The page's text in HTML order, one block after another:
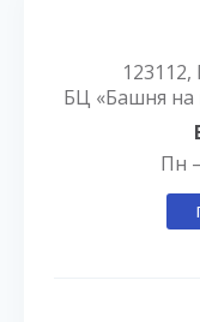
123112,
БЦ «Башня на
Пн